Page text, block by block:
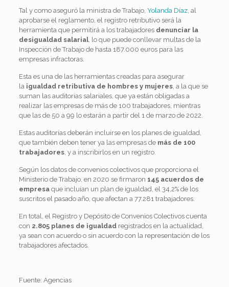
Tal y como aseguró la ministra de Trabajo, Yolanda Díaz, al
aprobarse el reglamento, el registro retributivo será la
herramienta que permitirá a los trabajadores denunciar la
desigualdad salarial, lo que puede conllevar multas de la
Inspección de Trabajo de hasta 187.000 euros para las
empresas infractoras.
Esta es una de las herramientas creadas para asegurar
laigualdad retributiva de hombres y mujeres, a la que se
suman las auditorias salariales, que ya están obligadas a
realizar las empresas de más de 100 trabajadores, mientras
que las de 50 a 99 lo estarán a partir del 1 de marzo de 2022.
Estas auditorías deberán incluirse en los planes de igualdad,
que también deben tener ya las empresas de más de 100
trabajadores, y a inscribirlos en un registro.
Según los datos de convenios colectivos que proporciona el
Ministerio de Trabajo, en 2020 se firmaron 145 acuerdos de
empresaque incluían un plan de igualdad, el 34,2% de los
suscritos el pasado año, que afectan a 77.281 trabajadores.
En total, el Registro y Depósito de Convenios Colectivos cuenta
con 2.805 planes de igualdad registrados en la actualidad,
ya sean con acuerdo o sin acuerdo con la representación de los
trabajadores afectados.
Fuente: Agencias